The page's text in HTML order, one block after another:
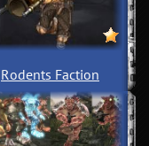
Rodents Faction